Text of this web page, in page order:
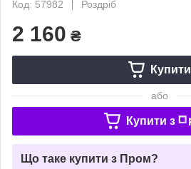
Код: 57982
Роздріб
2 160 ₴
Купити
або
Купити з
Що таке купити з Пром?